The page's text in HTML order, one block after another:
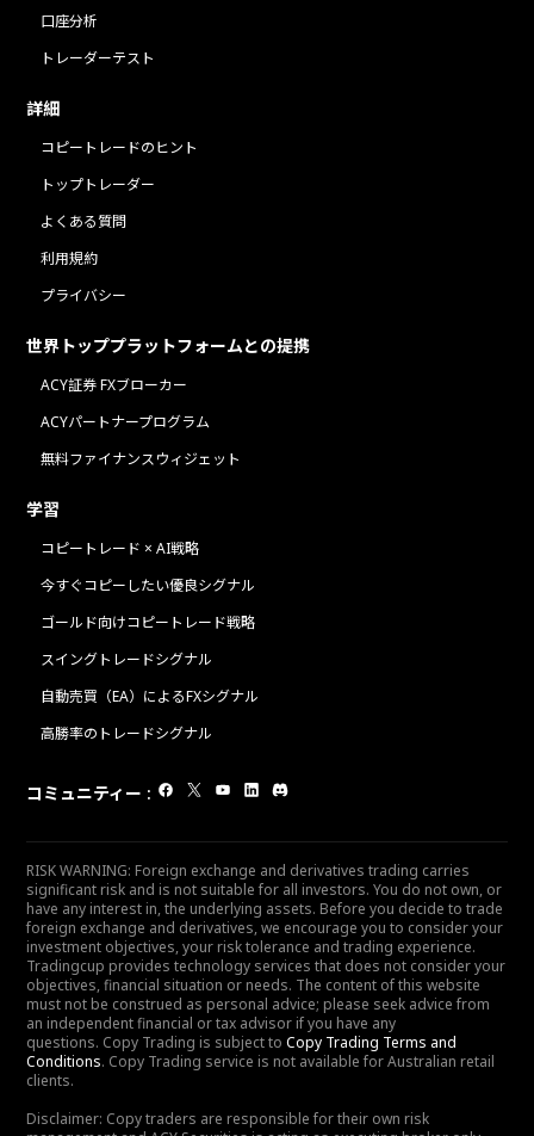
口座分析
トレーダーテスト
詳細
コピートレードのヒント
トップトレーダー
よくある質問
利用規約
プライバシー
世界トッププラットフォームとの提携
ACY証券 FXブローカー
ACYパートナープログラム
無料ファイナンスウィジェット
学習
コピートレード × AI戦略
今すぐコピーしたい優良シグナル
ゴールド向けコピートレード戦略
スイングトレードシグナル
自動売買（EA）によるFXシグナル
高勝率のトレードシグナル
コミュニティー :
RISK WARNING: Foreign exchange and derivatives trading carries
significant risk and is not suitable for all investors. You do not own, or
have any interest in, the underlying assets. Before you decide to trade
foreign exchange and derivatives, we encourage you to consider your
investment objectives, your risk tolerance and trading experience.
Tradingcup provides technology services that does not consider your
objectives, financial situation or needs. The content of this website
must not be construed as personal advice; please seek advice from
an independent financial or tax advisor if you have any
questions. Copy Trading is subject to Copy Trading Terms and
Conditions. Copy Trading service is not available for Australian retail
clients.
Disclaimer: Copy traders are responsible for their own risk